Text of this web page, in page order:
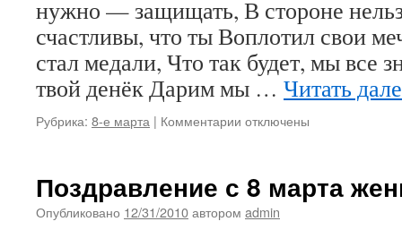
нужно — защищать, В стороне
счастливы, что ты Воплотил свои
стал медали, Что так будет, мы все
твой денёк Дарим мы … Читать
Рубрика: 8-е марта | Комментарии к
8
отключены
Поздравление с 8 марта
Опубликовано 12/31/2010автором admin